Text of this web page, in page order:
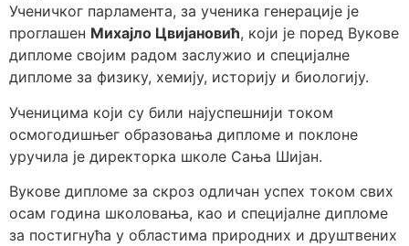
Ученичког парламента, за ученика генерације је
проглашен Михајло Цвијановић, који је поред Вукове
дипломе својим радом заслужио и специјалне
дипломе за физику, хемију, историју и биологију.
Ученицима који су били најуспешнији током
осмогодишњег образовања дипломе и поклоне
уручила је директорка школе Сања Шијан.
Вукове дипломе за скроз одличан успех током свих
осам година школовања, као и специјалне дипломе
за постигнућа у областима природних и друштвених